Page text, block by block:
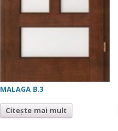
MALAGA B.3
Citește mai mult